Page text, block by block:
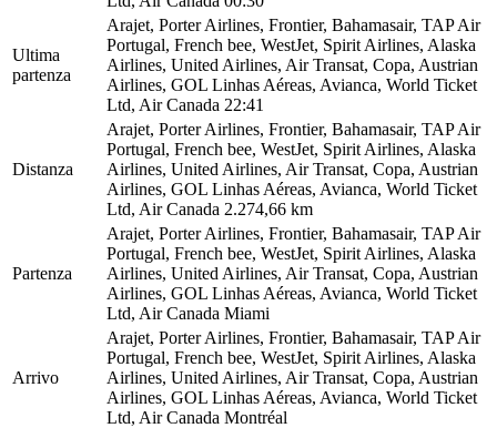
Ultima
partenza
Arajet, Porter Airlines, Frontier, Bahamasair, TAP Air
Portugal, French bee, WestJet, Spirit Airlines, Alaska
Airlines, United Airlines, Air Transat, Copa, Austrian
Airlines, GOL Linhas Aéreas, Avianca, World Ticket
Ltd, Air Canada 22:41
Distanza
Arajet, Porter Airlines, Frontier, Bahamasair, TAP Air
Portugal, French bee, WestJet, Spirit Airlines, Alaska
Airlines, United Airlines, Air Transat, Copa, Austrian
Airlines, GOL Linhas Aéreas, Avianca, World Ticket
Ltd, Air Canada 2.274,66 km
Partenza
Arajet, Porter Airlines, Frontier, Bahamasair, TAP Air
Portugal, French bee, WestJet, Spirit Airlines, Alaska
Airlines, United Airlines, Air Transat, Copa, Austrian
Airlines, GOL Linhas Aéreas, Avianca, World Ticket
Ltd, Air Canada Miami
Arrivo
Arajet, Porter Airlines, Frontier, Bahamasair, TAP Air
Portugal, French bee, WestJet, Spirit Airlines, Alaska
Airlines, United Airlines, Air Transat, Copa, Austrian
Airlines, GOL Linhas Aéreas, Avianca, World Ticket
Ltd, Air Canada Montréal